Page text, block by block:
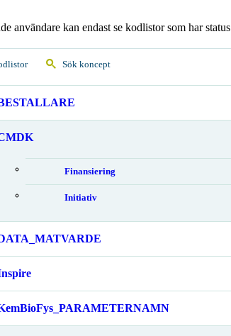
användare kan endast se kodlistor som har status
Sök koncept
Finansiering
Initiativ